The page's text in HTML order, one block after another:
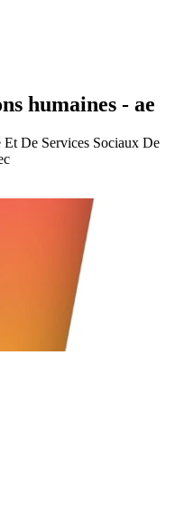
humaines - ae
De Services Sociaux De